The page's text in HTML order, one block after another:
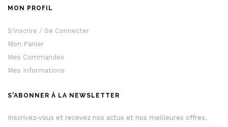
MON PROFIL
S'inscrire / Se Connecter
Mon Panier
Mes Commandes
Mes Informations
S'ABONNER À LA NEWSLETTER
Inscrivez-vous et recevez nos actus et nos meilleures offres.